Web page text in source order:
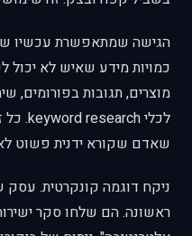
הגישה שמתאפשרת עכשיו
כמויות מידע שאיש לא יכול
שאדם שקורא ידנית פשוט
ניקח דוגמה קונקרטית. עסק
ראשונה. הם שלחו סקר